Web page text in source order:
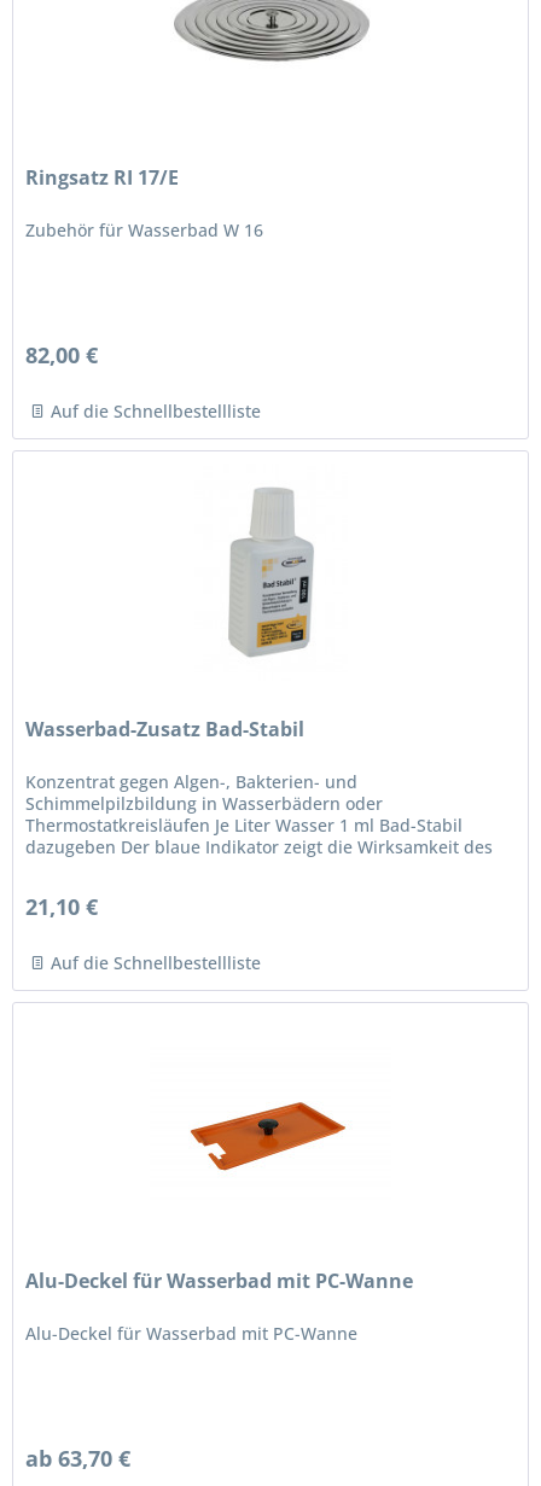
Ringsatz RI 17/E
Zubehör für Wasserbad W 16
82,00 €
Auf die Schnellbestellliste
Wasserbad-Zusatz Bad-Stabil
Konzentrat gegen Algen-, Bakterien- und
Schimmelpilzbildung in Wasserbädern oder
Thermostatkreisläufen Je Liter Wasser 1 ml Bad-Stabil
dazugeben Der blaue Indikator zeigt die Wirksamkeit des
21,10 €
Auf die Schnellbestellliste
Alu-Deckel für Wasserbad mit PC-Wanne
Alu-Deckel für Wasserbad mit PC-Wanne
ab 63,70 €